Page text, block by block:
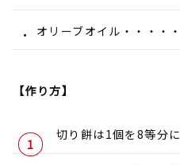
オリーブオイル・・・・
【作り方】
切り餅は1個を8等分